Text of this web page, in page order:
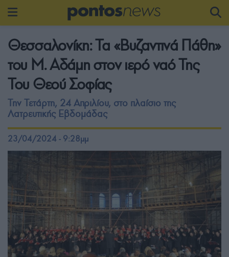
Θεσσαλονίκη: Τα «Βυζαντινά Πάθη»
του Μ. Αδάμη στον ιερό ναό Της
Του Θεού Σοφίας
Την Τετάρτη, 24 Απριλίου, στο πλαίσιο της
Λατρευτικής Εβδομάδας
23/04/2024 - 9:28μμ